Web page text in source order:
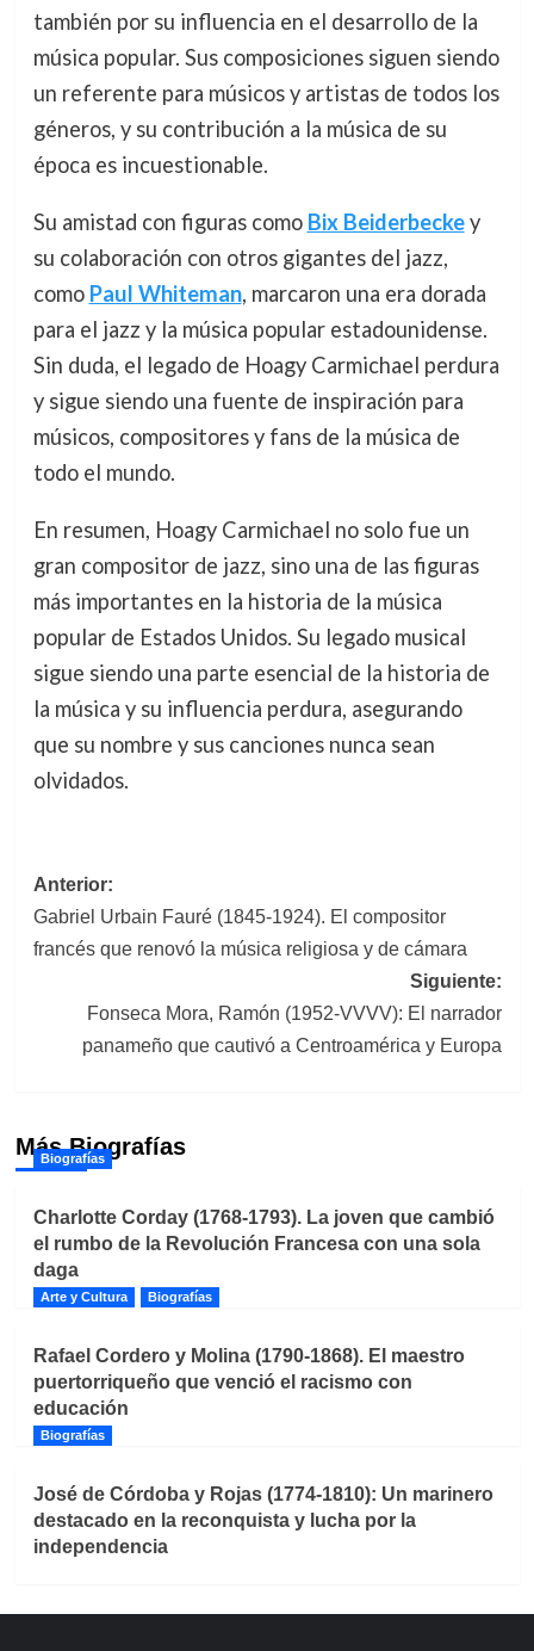
también por su influencia en el desarrollo de la
música popular. Sus composiciones siguen siendo
un referente para músicos y artistas de todos los
géneros, y su contribución a la música de su
época es incuestionable.
Su amistad con figuras como Bix Beiderbeckey
su colaboración con otros gigantes del jazz,
como Paul Whiteman, marcaron una era dorada
para el jazz y la música popular estadounidense.
Sin duda, el legado de Hoagy Carmichael perdura
y sigue siendo una fuente de inspiración para
músicos, compositores y fans de la música de
todo el mundo.
En resumen, Hoagy Carmichael no solo fue un
gran compositor de jazz, sino una de las figuras
más importantes en la historia de la música
popular de Estados Unidos. Su legado musical
sigue siendo una parte esencial de la historia de
la música y su influencia perdura, asegurando
que su nombre y sus canciones nunca sean
olvidados.
Navegación
de
entradas
Anterior:
Gabriel Urbain Fauré (1845-1924). El compositor
francés que renovó la música religiosa y de cámara
Siguiente:
Fonseca Mora, Ramón (1952-VVVV): El narrador
panameño que cautivó a Centroamérica y Europa
Más Biografías
Biografías
Charlotte Corday (1768-1793). La joven que cambió
el rumbo de la Revolución Francesa con una sola
daga
Arte y Cultura Biografías
Rafael Cordero y Molina (1790-1868). El maestro
puertorriqueño que venció el racismo con
educación
Biografías
José de Córdoba y Rojas (1774-1810): Un marinero
destacado en la reconquista y lucha por la
independencia